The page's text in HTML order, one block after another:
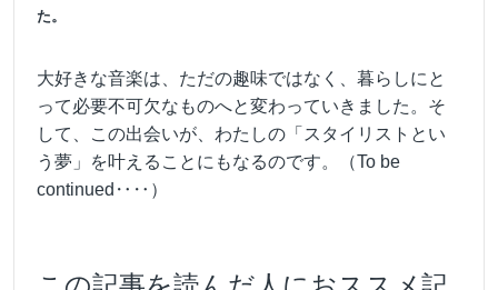
た。
大好きな音楽は、ただの趣味ではなく、暮らしにと
って必要不可欠なものへと変わっていきました。そ
して、この出会いが、わたしの「スタイリストとい
う夢」を叶えることにもなるのです。（To be
continued‥‥）